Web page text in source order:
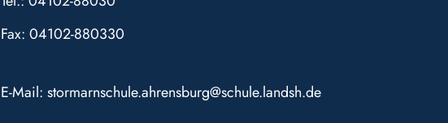
Fax: 04102-880330
E-Mail: stormarnschule.ahrensburg@schule.landsh.de